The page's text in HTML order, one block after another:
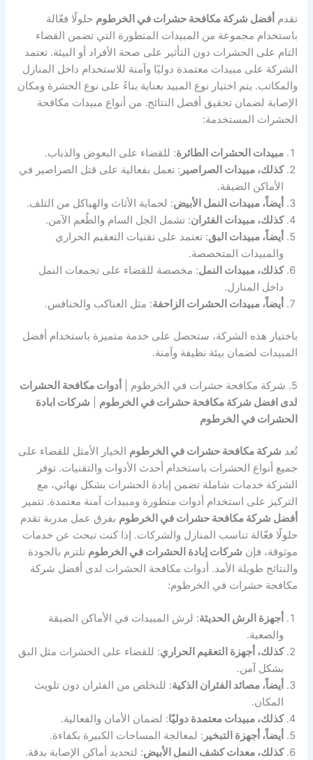
تقدم أفضل شركة مكافحة حشرات في الخرطوم حلولًا فعّالة
باستخدام مجموعة من المبيدات المتطورة التي تضمن القضاء
التام على الحشرات دون التأثير على صحة الأفراد أو البيئة. تعتمد
الشركة على مبيدات معتمدة دوليًا وآمنة للاستخدام داخل المنازل
والمكاتب. يتم اختيار نوع المبيد بعناية بناءً على نوع الحشرة ومكان
الإصابة لضمان تحقيق أفضل النتائج. من أنواع مبيدات مكافحة
الحشرات المستخدمة:
مبيدات الحشرات الطائرة: للقضاء على البعوض والذباب.
كذلك، مبيدات الصراصير : تعمل بفعالية على قتل الصراصير في
الأماكن الضيقة.
أيضاً، مبيدات النمل الأبيض: لحماية الأثاث والهياكل من التلف.
كذلك، مبيدات الفئران: تشمل الجل السام والطُعم الآمن.
أيضاً، مبيدات البق: تعتمد على تقنيات التعقيم الحراري
والمبيدات المتخصصة.
كذلك، مبيدات النمل: مخصصة للقضاء على تجمعات النمل
داخل المنازل.
أيضاً، مبيدات الحشرات الزاحفة: مثل العناكب والخنافس.
باختيار هذه الشركة، ستحصل على خدمة متميزة باستخدام أفضل
المبيدات لضمان بيئة نظيفة وآمنة.
5. شركة مكافحة حشرات في الخرطوم |
أدوات مكافحة الحشرات
لدى افضل شركة مكافحة حشرات في الخرطوم
شركات ابادة
الحشرات في الخرطوم
تُعد شركة مكافحة حشرات في الخرطوم الخيار الأمثل للقضاء على
جميع أنواع الحشرات باستخدام أحدث الأدوات والتقنيات. توفر
الشركة خدمات شاملة تضمن إبادة الحشرات بشكل نهائي، مع
التركيز على استخدام أدوات متطورة ومبيدات آمنة معتمدة. تتميز
أفضل شركة مكافحة حشرات في الخرطوم بفرق عمل مدربة تقدم
حلولًا فعّالة تناسب المنازل والشركات. إذا كنت تبحث عن خدمات
موثوقة، فإن شركات إبادة الحشرات في الخرطوم تلتزم بالجودة
والنتائج طويلة الأمد. أدوات مكافحة الحشرات لدى أفضل شركة
مكافحة حشرات في الخرطوم:
أجهزة الرش الحديثة: لرش المبيدات في الأماكن الضيقة
والصعبة.
كذلك، أجهزة التعقيم الحراري: للقضاء على الحشرات مثل البق
بشكل آمن.
أيضاً، مصائد الفئران الذكية: للتخلص من الفئران دون تلويث
المكان.
كذلك، مبيدات معتمدة دوليًا: لضمان الأمان والفعالية.
أيضاً، أجهزة التبخير : لمعالجة المساحات الكبيرة بكفاءة.
كذلك، معدات كشف النمل الأبيض: لتحديد أماكن الإصابة بدقة.